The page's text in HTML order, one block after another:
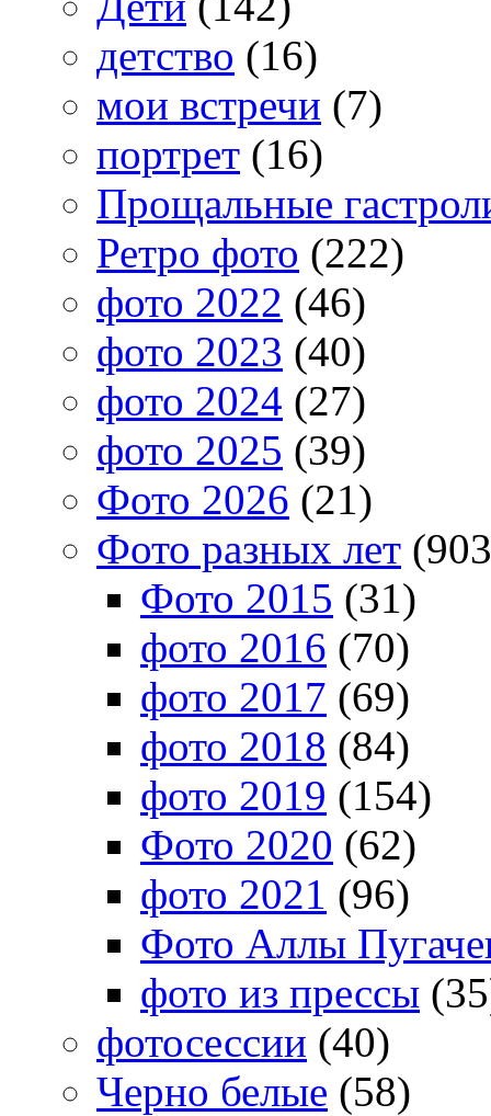
детство (16)
мои встречи (7)
портрет (16)
Прощальные
Ретро фото (222)
фото 2022 (46)
фото 2023 (40)
фото 2024 (27)
фото 2025 (39)
Фото 2026 (21)
Фото разных лет
Фото 2015 (31)
фото 2016 (70)
фото 2017 (69)
фото 2018 (84)
фото 2019 (154)
Фото 2020 (62)
фото 2021 (96)
Фото Аллы
фото из прессы
фотосессии (40)
Черно белые (58)